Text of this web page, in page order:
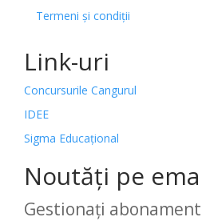
Termeni și condiții
Link-uri
Concursurile Cangurul
IDEE
Sigma Educațional
Noutăți pe
Gestionați